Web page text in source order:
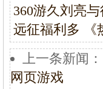
360游久刘亮
远征福利多
上一条新闻：
网页游戏